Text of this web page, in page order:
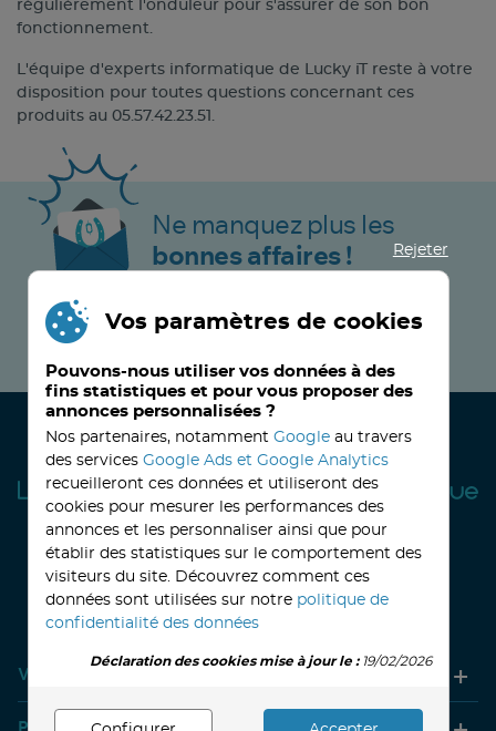
régulièrement l'onduleur pour s'assurer de son bon
fonctionnement.
L'équipe d'experts informatique de Lucky iT reste à votre
disposition pour toutes questions concernant ces
produits au 05.57.42.23.51.
Ne manquez plus les
bonnes affaires !
JE M’INSCRIS MAINTENANT !
32, avenue Haussmann33390 BLAYE
Lundi14h-18hMardi à vendredi8h30-12h00 - 14h-18h
Le Samedi9h30 - 12h30
Votre compte
Rejeter
Vos paramètres de cookies
Pouvons-nous utiliser vos données à des
fins statistiques et pour vous proposer des
annonces personnalisées ?
Nos partenaires, notamment Google au travers
des services Google Ads et Google Analytics
recueilleront ces données et utiliseront des
cookies pour mesurer les performances des
annonces et les personnaliser ainsi que pour
établir des statistiques sur le comportement des
visiteurs du site. Découvrez comment ces
données sont utilisées sur notre politique de
confidentialité des données
Déclaration des cookies mise à jour le :19/02/2026